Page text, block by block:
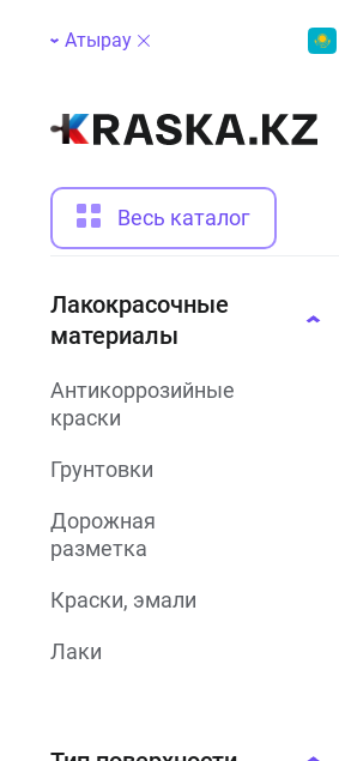
Атырау
Весь каталог
Лакокрасочные
материалы
Антикоррозийные
краски
Грунтовки
Дорожная
разметка
Краски, эмали
Лаки